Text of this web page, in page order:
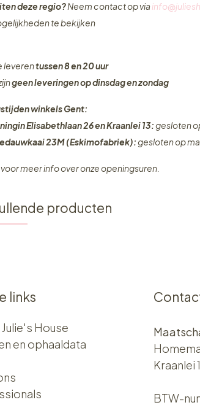
deze regio?Neem contact op via
te bekijken
leverentussen 8 en 20 uur
geen leveringenop dinsdag en zondag
winkels Gent:
Elisabethlaan 26 en Kraanlei 13:gesloten
23M (Eskimofabriek):gesloten op
voor meer info over onze openingsuren.
producten
links
Julie's House
en ophaaldata
Kraanlei
BTW-